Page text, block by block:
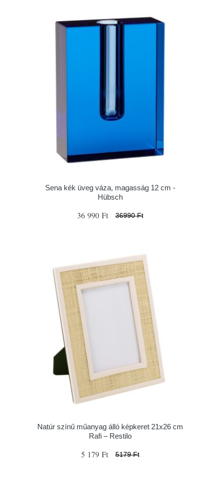
Sena kék üveg váza, magasság 12 cm -
Hübsch
36 990 Ft 36990 Ft
Natúr színű műanyag álló képkeret 21x26 cm
Rafi – Restilo
5 179 Ft 5179 Ft